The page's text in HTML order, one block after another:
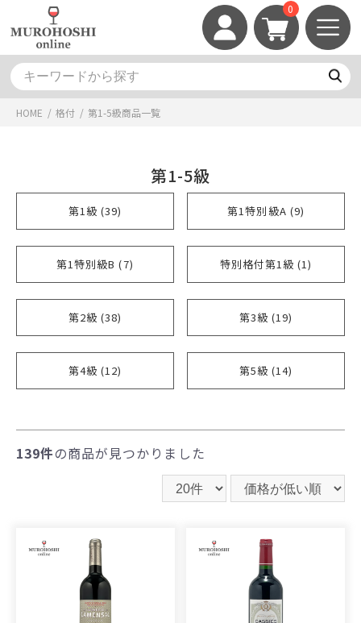
0
HOME / 格付 / 第1-5級商品一覧
第1-5級
第1級 (39) 第1特別級A (9)
第1特別級B (7) 特別格付第1級 (1)
第2級 (38) 第3級 (19)
第4級 (12) 第5級 (14)
139件の商品が見つかりました